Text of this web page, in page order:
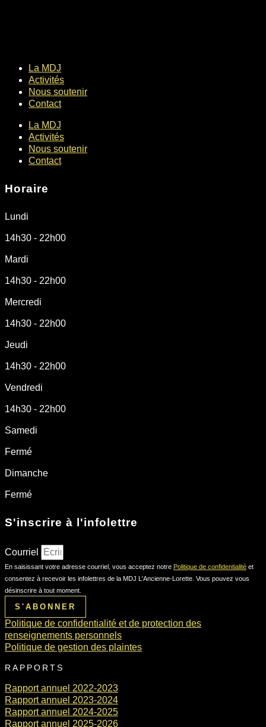
La MDJ
Activités
Nous soutenir
Contact
La MDJ
Activités
Nous soutenir
Contact
Horaire
Lundi
14h30 - 22h00
Mardi
14h30 - 22h00
Mercredi
14h30 - 22h00
Jeudi
14h30 - 22h00
Vendredi
14h30 - 22h00
Samedi
Fermé
Dimanche
Fermé
S'inscrire à l'infolettre
Courriel
En saisissant votre adresse courriel, vous acceptez notre Politique de confidentialité et
consentez à recevoir les infolettres de la MDJ L'Ancienne-Lorette. Vous pouvez vous
désinscrire à tout moment.
S'ABONNER
Politique de confidentialité et de protection des
renseignements personnels
Politique de gestion des plaintes
RAPPORTS
Rapport annuel 2022-2023
Rapport annuel 2023-2024
Rapport annuel 2024-2025
Rapport annuel 2025-2026